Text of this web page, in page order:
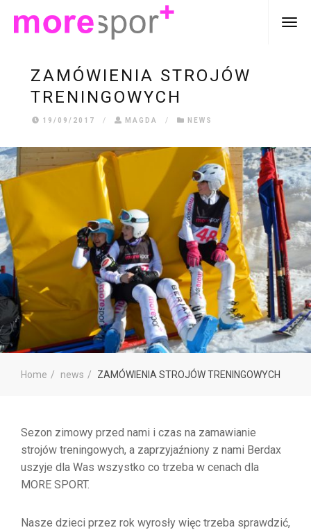
ZAMÓWIENIA STROJÓW
TRENINGOWYCH
19/09/2017 / MAGDA / NEWS
Home news ZAMÓWIENIA STROJÓW TRENINGOWYCH
Sezon zimowy przed nami i czas na zamawianie
strojów treningowych, a zaprzyjaźniony z nami Berdax
uszyje dla Was wszystko co trzeba w cenach dla
MORE SPORT.
Nasze dzieci przez rok wyrosły więc trzeba sprawdzić,